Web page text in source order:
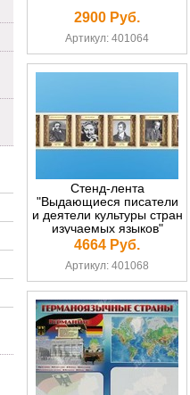
2900 Руб.
Артикул: 401064
Стенд-лента
"Выдающиеся писатели
и деятели культуры стран
изучаемых языков"
4664 Руб.
Артикул: 401068